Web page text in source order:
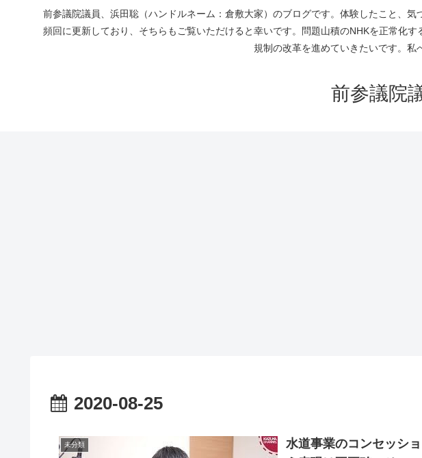
前参議院議員、浜田聡（ハンドルネーム：倉敷大家）のブログです。体験したこと、
頻回に更新しており、そちらもご覧いただけると幸いです。問題山積のNHKを正常化
規制の改革を進めていきたいです。
前参議院
2020-08-25
未分類
水道事業のコンセッシ